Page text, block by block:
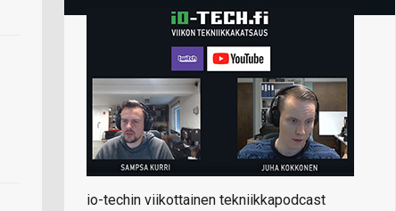
io-techin viikottainen tekniikkapodcast